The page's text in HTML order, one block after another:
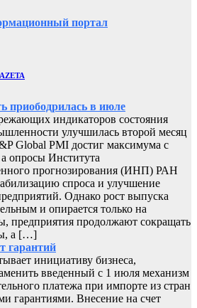
портал
приободрилась в июле
индикаторов состояния
улучшилась второй месяц
Global PMI достиг максимума с
опросы Института
прогнозирования (ИНП) РАН
спроса и улучшение
Однако рост выпуска
и опирается только на
предприятия продолжают сокращать
а […]
гарантий
инициативу бизнеса,
введенный с 1 июля механизм
платежа при импорте из стран
гарантиями. Внесение на счет